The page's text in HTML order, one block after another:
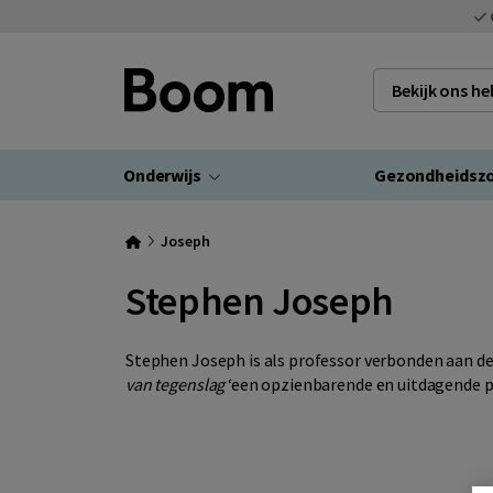
Bekijk ons
Onderwijs
Joseph
Stephen Joseph
Stephen Joseph is als professor verbonden aan
van tegenslag‘een opzienbarende en uitdagende